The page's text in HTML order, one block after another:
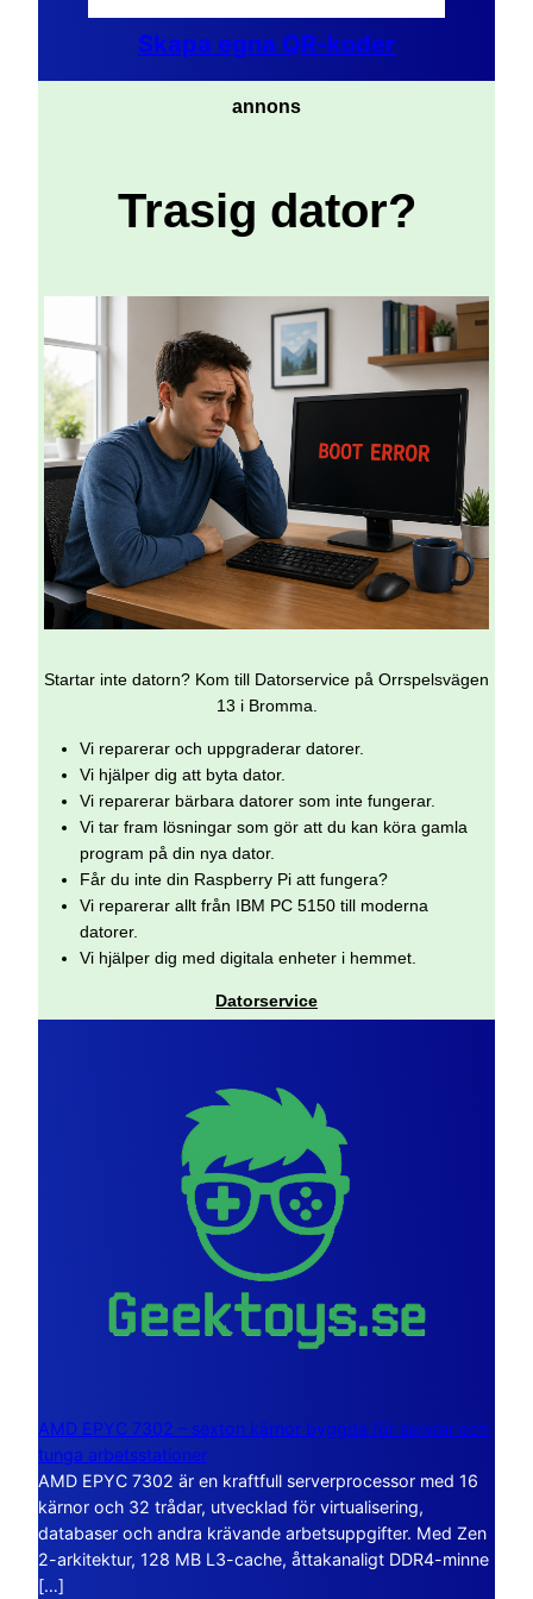
Skapa egna QR-koder
annons
Trasig dator?
Startar inte datorn? Kom till Datorservice på Orrspelsvägen
13 i Bromma.
Vi reparerar och uppgraderar datorer.
Vi hjälper dig att byta dator.
Vi reparerar bärbara datorer som inte fungerar.
Vi tar fram lösningar som gör att du kan köra gamla
program på din nya dator.
Får du inte din Raspberry Pi att fungera?
Vi reparerar allt från IBM PC 5150 till moderna
datorer.
Vi hjälper dig med digitala enheter i hemmet.
Datorservice
AMD EPYC 7302 – sexton kärnor byggda för servrar och
tunga arbetsstationer
AMD EPYC 7302 är en kraftfull serverprocessor med 16
kärnor och 32 trådar, utvecklad för virtualisering,
databaser och andra krävande arbetsuppgifter. Med Zen
2-arkitektur, 128 MB L3-cache, åttakanaligt DDR4-minne
[…]